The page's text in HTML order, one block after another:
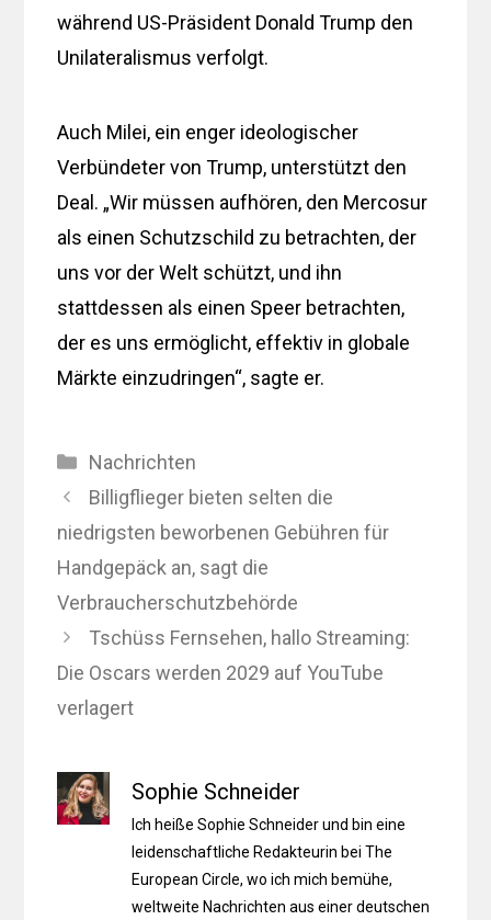
während US-Präsident Donald Trump den
Unilateralismus verfolgt.
Auch Milei, ein enger ideologischer
Verbündeter von Trump, unterstützt den
Deal. „Wir müssen aufhören, den Mercosur
als einen Schutzschild zu betrachten, der
uns vor der Welt schützt, und ihn
stattdessen als einen Speer betrachten,
der es uns ermöglicht, effektiv in globale
Märkte einzudringen“, sagte er.
Kategorien
Nachrichten
Billigflieger bieten selten die
niedrigsten beworbenen Gebühren für
Handgepäck an, sagt die
Verbraucherschutzbehörde
Tschüss Fernsehen, hallo Streaming:
Die Oscars werden 2029 auf YouTube
verlagert
Sophie Schneider
Ich heiße Sophie Schneider und bin eine
leidenschaftliche Redakteurin bei The
European Circle, wo ich mich bemühe,
weltweite Nachrichten aus einer deutschen